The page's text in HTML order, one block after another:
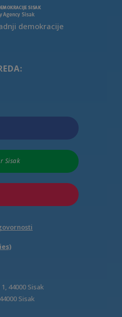
demokracije
Sisak
44000 Sisak
Sisak